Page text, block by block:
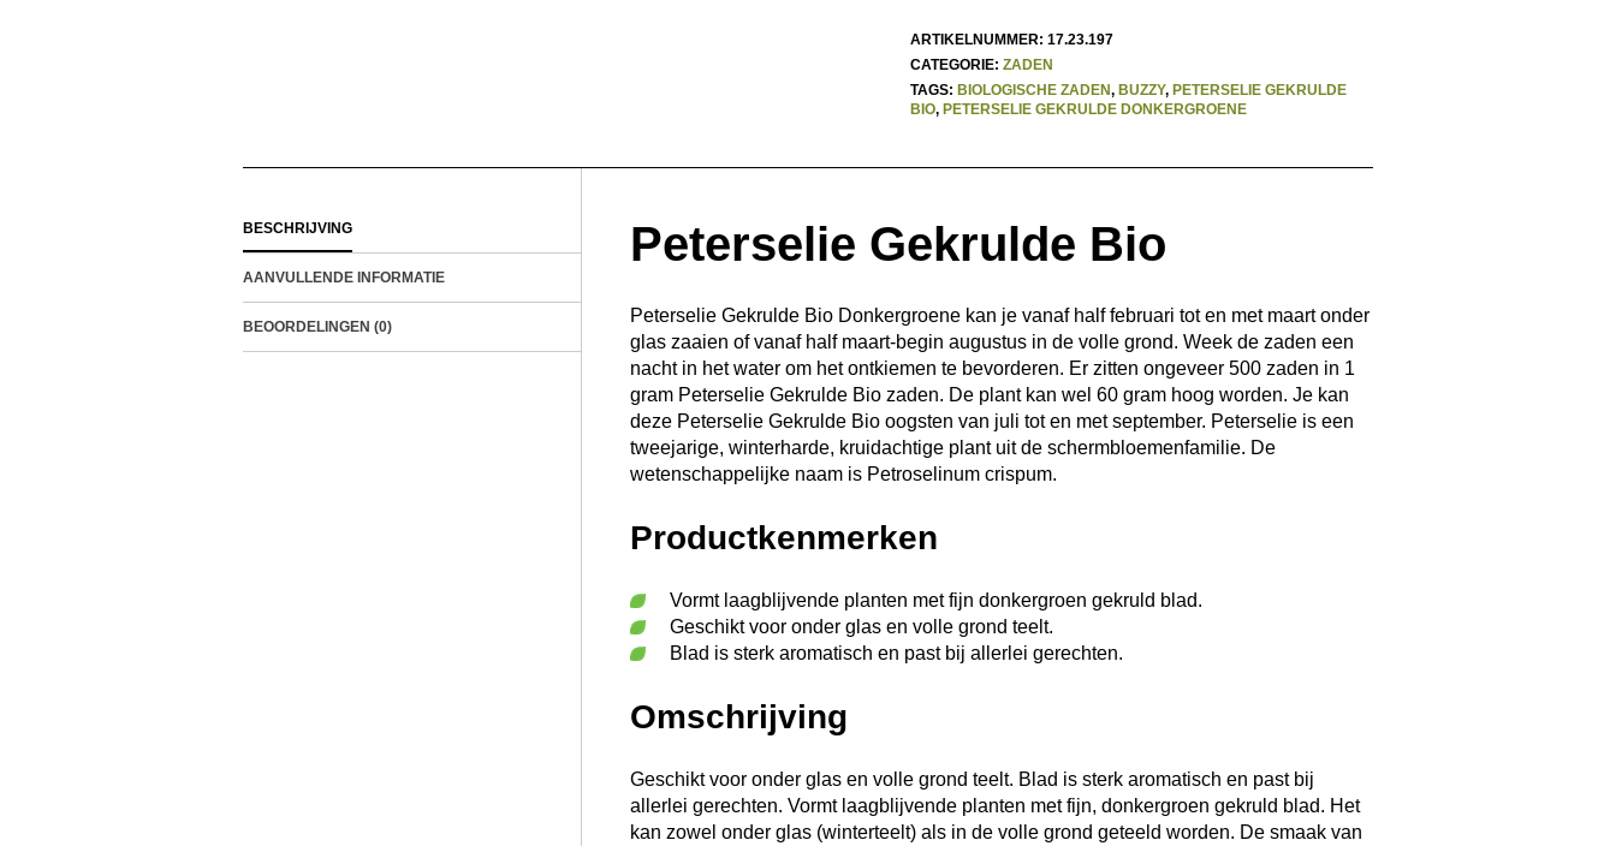
ARTIKELNUMMER: 17.23.197
CATEGORIE: ZADEN
TAGS: BIOLOGISCHE ZADEN, BUZZY, PETERSELIE GEKRULDE
BIO, PETERSELIE GEKRULDE DONKERGROENE
BESCHRIJVING
AANVULLENDE INFORMATIE
BEOORDELINGEN (0)
Peterselie Gekrulde Bio
Peterselie Gekrulde Bio Donkergroene kan je vanaf half februari tot en met maart onder
glas zaaien of vanaf half maart-begin augustus in de volle grond. Week de zaden een
nacht in het water om het ontkiemen te bevorderen. Er zitten ongeveer 500 zaden in 1
gram Peterselie Gekrulde Bio zaden. De plant kan wel 60 gram hoog worden. Je kan
deze Peterselie Gekrulde Bio oogsten van juli tot en met september. Peterselie is een
tweejarige, winterharde, kruidachtige plant uit de schermbloemenfamilie. De
wetenschappelijke naam is Petroselinum crispum.
Productkenmerken
Vormt laagblijvende planten met fijn donkergroen gekruld blad.
Geschikt voor onder glas en volle grond teelt.
Blad is sterk aromatisch en past bij allerlei gerechten.
Omschrijving
Geschikt voor onder glas en volle grond teelt. Blad is sterk aromatisch en past bij
allerlei gerechten. Vormt laagblijvende planten met fijn, donkergroen gekruld blad. Het
kan zowel onder glas (winterteelt) als in de volle grond geteeld worden. De smaak van